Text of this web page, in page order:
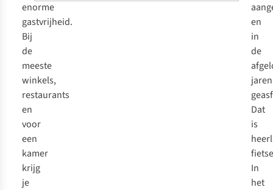
enorme
gastvrijheid.
Bij
de
meeste
winkels,
restaurants
en
voor
een
kamer
krijg
je
en
in
de
jaren
Dat
is
In
het